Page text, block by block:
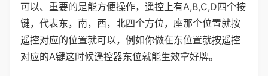
可以、重要的是能方便操作，遥控上有A,B,C,D四个按
键，代表东，南，西，北四个方位，座那个位置就按
遥控对应的位置就可以，例如你做在东位置就按遥控
对应的A键这时候遥控器东位就能生效拿好牌。